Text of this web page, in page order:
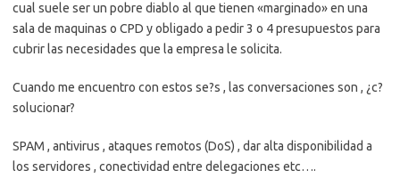
cual suele ser un pobre diablo al que tienen «marginado» en una
sala de maquinas o CPD y obligado a pedir 3 o 4 presupuestos para
cubrir las necesidades que la empresa le solicita.
Cuando me encuentro con estos se?s , las conversaciones son , ¿c?
solucionar?
SPAM , antivirus , ataques remotos (DoS) , dar alta disponibilidad a
los servidores , conectividad entre delegaciones etc….